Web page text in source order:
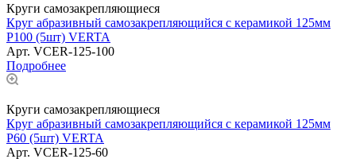
Круги самозакрепляющиеся
Круг абразивный самозакрепляющийся с керамикой 125мм
Р100 (5шт) VERTA
Арт. VCER-125-100
Подробнее
Круги самозакрепляющиеся
Круг абразивный самозакрепляющийся с керамикой 125мм
Р60 (5шт) VERTA
Арт. VCER-125-60